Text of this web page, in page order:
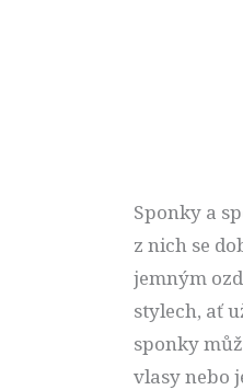
Sponky a
z nich se
jemným
stylech, ať
sponky
vlasy nebo